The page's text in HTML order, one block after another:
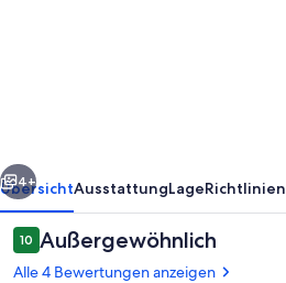
King
Valley
Victoria
Weiter
4+
ÜbersichtAusstattungLageRichtlinien
Bewertungen
1010 von 10.
Außergewöhnlich
Alle 4 Bewertungen anzeigen